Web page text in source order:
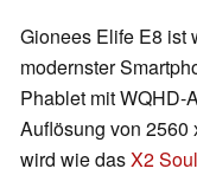
Gionees Elife E8 ist
modernster
Phablet mit WQHD-
Auflösung von 2560
wird wie dasX2